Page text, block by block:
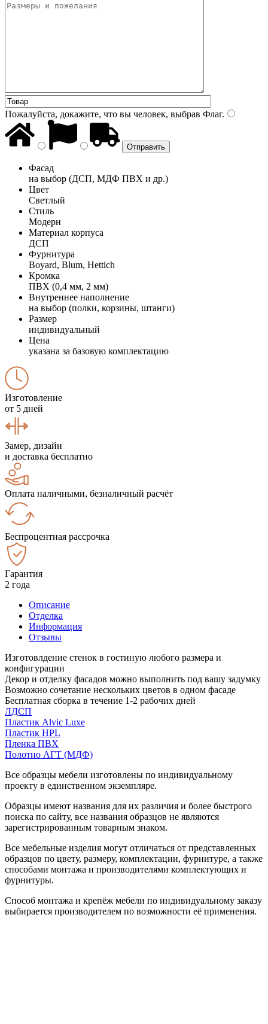
Пожалуйста, докажите, что вы человек, выбрав Флаг.
Фасад
на выбор (ДСП, МДФ ПВХ и др.)
Цвет
Светлый
Стиль
Модерн
Материал корпуса
ДСП
Фурнитура
Boyard, Blum, Hettich
Кромка
ПВХ (0,4 мм, 2 мм)
Внутреннее наполнение
на выбор (полки, корзины, штанги)
Размер
индивидуальный
Цена
указана за базовую комплектацию
Изготовление
от 5 дней
Замер, дизайн
и доставка бесплатно
Оплата наличными, безналичный расчёт
Беспроцентная рассрочка
Гарантия
2 года
Описание
Отделка
Информация
Отзывы
Изготовлдение стенок в гостиную любого размера и
конфигурации
Декор и отделку фасадов можно выполнить под вашу задумку
Возможно сочетание нескольких цветов в одном фасаде
Бесплатная сборка в течение 1-2 рабочих дней
ЛДСП
Пластик Alvic Luxe
Пластик HPL
Пленка ПВХ
Полотно АГТ (МДФ)
Все образцы мебели изготовлены по индивидуальному
проекту в единственном экземпляре.
Образцы имеют названия для их различия и более быстрого
поиска по сайту, все названия образцов не являются
зарегистрированным товарным знаком.
Все мебельные изделия могут отличаться от представленных
образцов по цвету, размеру, комплектации, фурнитуре, а также
способами монтажа и производителями комплектующих и
фурнитуры.
Способ монтажа и крепёж мебели по индивидуальному заказу
выбирается производителем по возможности её применения.